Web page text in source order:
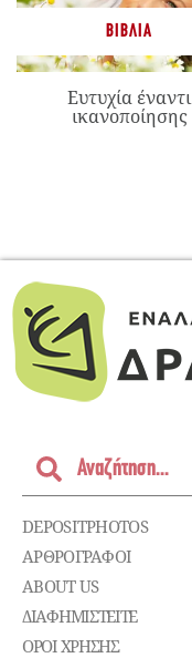
ΒΙΒΛΊΑ
Ευτυχία έναντι
ικανοποίησης
DEPOSITPHOTOS
ΑΡΘΡΟΓΡΑΦΟΙ
ABOUT US
ΔΙΑΦΗΜΙΣΤΕΊΤΕ
ΌΡΟΙ ΧΡΉΣΗΣ